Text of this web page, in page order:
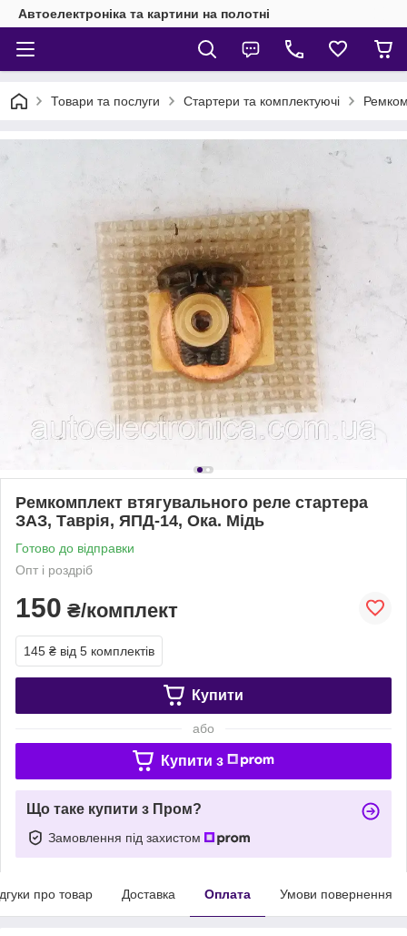
Автоелектроніка та картини на полотні
Товари та послуги Стартери та комплектуючі
Ремкомплект втягувального реле стартера
ЗАЗ, Таврія, ЯПД-14, Ока. Мідь
Готово до відправки
Опт і роздріб
150 ₴/комплект
145 ₴ від 5 комплектів
Купити
або
Купити з
Що таке купити з Пром?
Замовлення під захистом
про товар Доставка Оплата Умови повернення